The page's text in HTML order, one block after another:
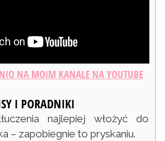
NA MOIM KANALE NA YOUTUBE
I PORADNIKI
najlepiej włożyć do
– zapobiegnie to pryskaniu.